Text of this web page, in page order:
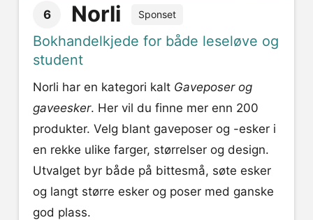
6 Norli Sponset
Bokhandelkjede for både leseløve og
student
Norli har en kategori kalt Gaveposer og
gaveesker. Her vil du finne mer enn 200
produkter. Velg blant gaveposer og -esker i
en rekke ulike farger, størrelser og design.
Utvalget byr både på bittesmå, søte esker
og langt større esker og poser med ganske
god plass.